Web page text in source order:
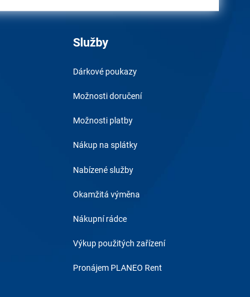
Služby
Dárkové poukazy
Možnosti doručení
Možnosti platby
Nákup na splátky
Nabízené služby
Okamžitá výměna
Nákupní rádce
Výkup použitých zařízení
Pronájem PLANEO Rent